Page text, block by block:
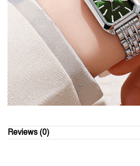
Reviews (0)